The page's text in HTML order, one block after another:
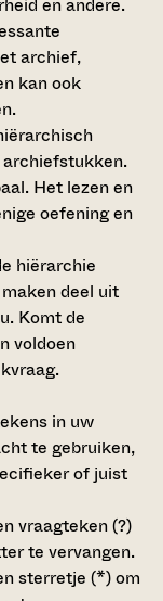
archief,
kan ook
Het lezen en
oefening en
hiërarchie
deel uit
Komt de
voldoen
in uw
te gebruiken,
of juist
vraagteken (?)
te vervangen.
sterretje (*)om